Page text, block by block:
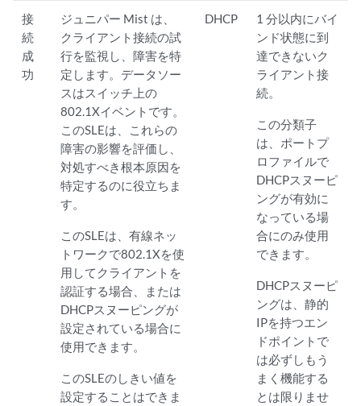
接
続
成
功
ジュニパー Mist は、
クライアント接続の試
行を監視し、障害を特
定します。データソー
スはスイッチ上の
802.1Xイベントです。
このSLEは、これらの
障害の影響を評価し、
対処すべき根本原因を
特定するのに役立ちま
す。
このSLEは、有線ネッ
トワークで802.1Xを使
用してクライアントを
認証する場合、または
DHCPスヌーピングが
設定されている場合に
使用できます。
このSLEのしきい値を
設定することはできま
DHCP
1 分以内にバイ
ンド状態に到
達できないク
ライアント接
続。
この分類子
は、ポートプ
ロファイルで
DHCPスヌーピ
ングが有効に
なっている場
合にのみ使用
できます。
DHCPスヌーピ
ングは、静的
IPを持つエン
ドポイントで
は必ずしもう
まく機能する
とは限りませ